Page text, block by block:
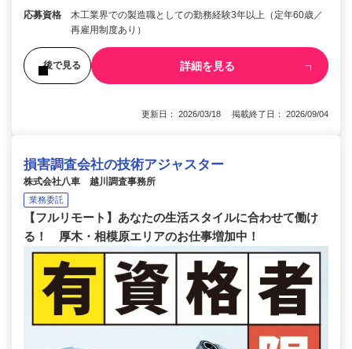
応募資格
木工業界での製造職としての勤務経験3年以上（定年60歳／
再雇用制度あり）
後で見る 詳細を見る
更新日： 2026/03/18 掲載終了日： 2026/09/04
損害調査会社の技術アジャスター
株式会社八車 越川調査事務所
業務委託
【フルリモート】あなたの生活スタイルに合わせて働け
る！ 厚木・相模原エリアのお仕事増加中！